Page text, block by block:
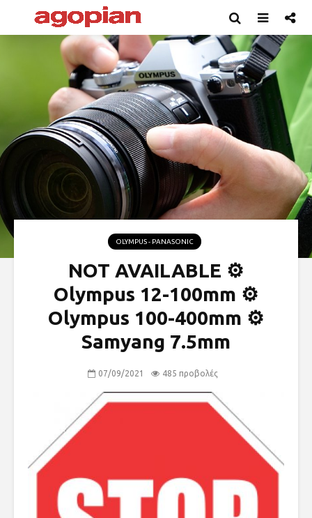
OLYMPUS - PANASONIC
NOT AVAILABLE ⚙
Olympus 12-100mm ⚙
Olympus 100-400mm ⚙
Samyang 7.5mm
07/09/2021 485 προβολές